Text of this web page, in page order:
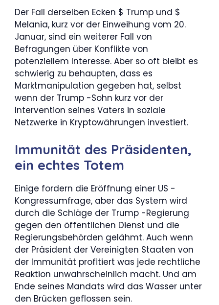
Der Fall derselben Ecken $ Trump und $
Melania, kurz vor der Einweihung vom 20.
Januar, sind ein weiterer Fall von
Befragungen über Konflikte von
potenziellem Interesse. Aber so oft bleibt es
schwierig zu behaupten, dass es
Marktmanipulation gegeben hat, selbst
wenn der Trump -Sohn kurz vor der
Intervention seines Vaters in soziale
Netzwerke in Kryptowährungen investiert.
Immunität des Präsidenten,
ein echtes Totem
Einige fordern die Eröffnung einer US -
Kongressumfrage, aber das System wird
durch die Schläge der Trump -Regierung
gegen den öffentlichen Dienst und die
Regierungsbehörden gelähmt. Auch wenn
der Präsident der Vereinigten Staaten von
der Immunität profitiert was jede rechtliche
Reaktion unwahrscheinlich macht. Und am
Ende seines Mandats wird das Wasser unter
den Brücken geflossen sein.